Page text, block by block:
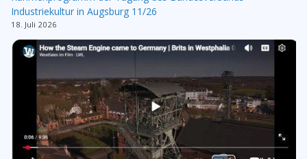
Industriekultur in Augsburg 11/26
18. Juli 2026